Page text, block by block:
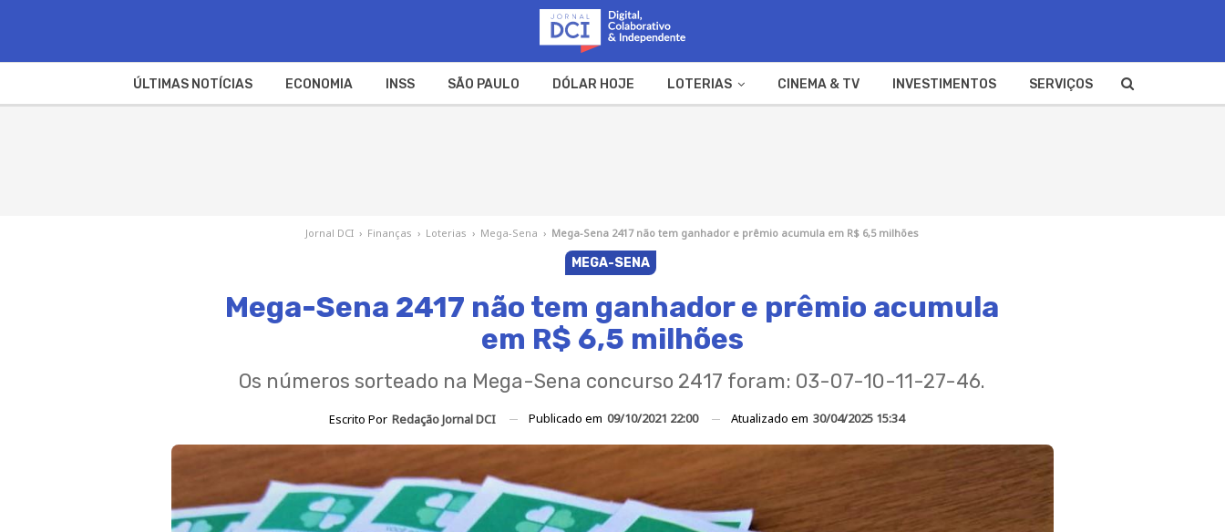
ÚLTIMAS NOTÍCIAS ECONOMIA INSS SÃO PAULO DÓLAR HOJE LOTERIAS CINEMA & TV INVESTIMENTOS SERVIÇOS
Jornal DCI › Finanças › Loterias › Mega-Sena › Mega-Sena 2417 não tem ganhador e prêmio acumula em R$ 6,5 milhões
MEGA-SENA
Mega-Sena 2417 não tem ganhador e prêmio acumula
em R$ 6,5 milhões
Os números sorteado na Mega-Sena concurso 2417 foram: 03-07-10-11-27-46.
Escrito Por Redação Jornal DCI Publicado em 09/10/2021 22:00 Atualizado em 30/04/2025 15:34